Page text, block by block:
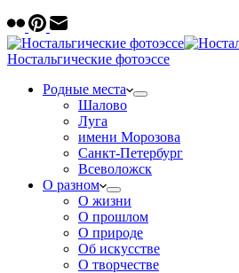
Ностальгические фотоэссе
Родные места
Шалово
Луга
имени Морозова
Санкт-Петербург
Всеволожск
О разном
О жизни
О прошлом
О природе
Об искусстве
О творчестве